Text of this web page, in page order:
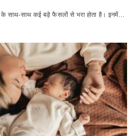
के साथ-साथ कई बड़े फैसलों से भरा होता है। इनमें…